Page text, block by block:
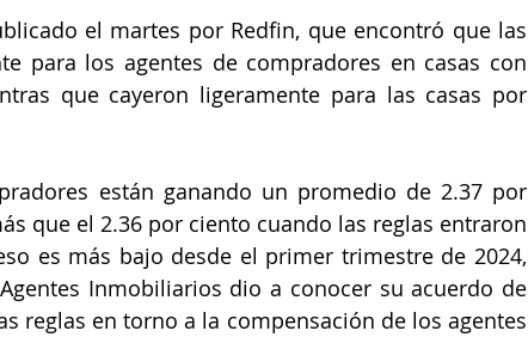
el martes por Redfin, que encontró que las
para los agentes de compradores en casas con
que cayeron ligeramente para las casas por
están ganando un promedio de 2.37 por
que el 2.36 por ciento cuando las reglas entraron
es más bajo desde el primer trimestre de 2024,
Inmobiliarios dio a conocer su acuerdo de
reglas en torno a la compensación de los agentes